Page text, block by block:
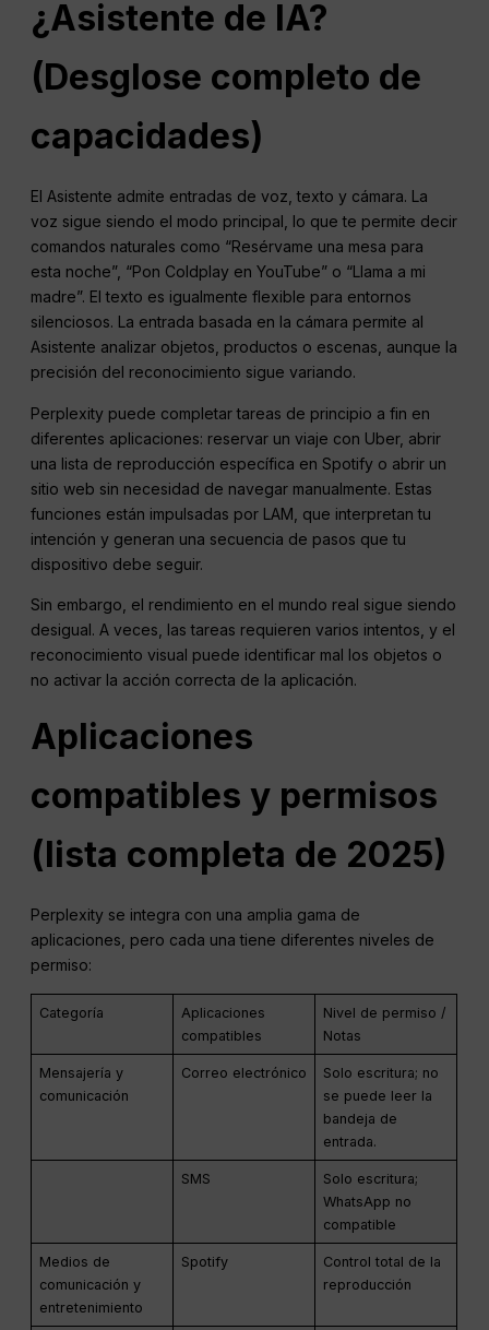
¿Asistente de IA?
(Desglose completo de
capacidades)
El Asistente admite entradas de voz, texto y cámara. La
voz sigue siendo el modo principal, lo que te permite decir
comandos naturales como “Resérvame una mesa para
esta noche”, “Pon Coldplay en YouTube” o “Llama a mi
madre”. El texto es igualmente flexible para entornos
silenciosos. La entrada basada en la cámara permite al
Asistente analizar objetos, productos o escenas, aunque la
precisión del reconocimiento sigue variando.
Perplexity puede completar tareas de principio a fin en
diferentes aplicaciones: reservar un viaje con Uber, abrir
una lista de reproducción específica en Spotify o abrir un
sitio web sin necesidad de navegar manualmente. Estas
funciones están impulsadas por LAM, que interpretan tu
intención y generan una secuencia de pasos que tu
dispositivo debe seguir.
Sin embargo, el rendimiento en el mundo real sigue siendo
desigual. A veces, las tareas requieren varios intentos, y el
reconocimiento visual puede identificar mal los objetos o
no activar la acción correcta de la aplicación.
Aplicaciones
compatibles y permisos
(lista completa de 2025)
Perplexity se integra con una amplia gama de
aplicaciones, pero cada una tiene diferentes niveles de
permiso:
Categoría
Aplicaciones
compatibles
Nivel de permiso /
Notas
Mensajería y
comunicación
Correo electrónico
Solo escritura; no
se puede leer la
bandeja de
entrada.
SMS
Solo escritura;
WhatsApp no
compatible
Medios de
comunicación y
entretenimiento
Spotify
Control total de la
reproducción